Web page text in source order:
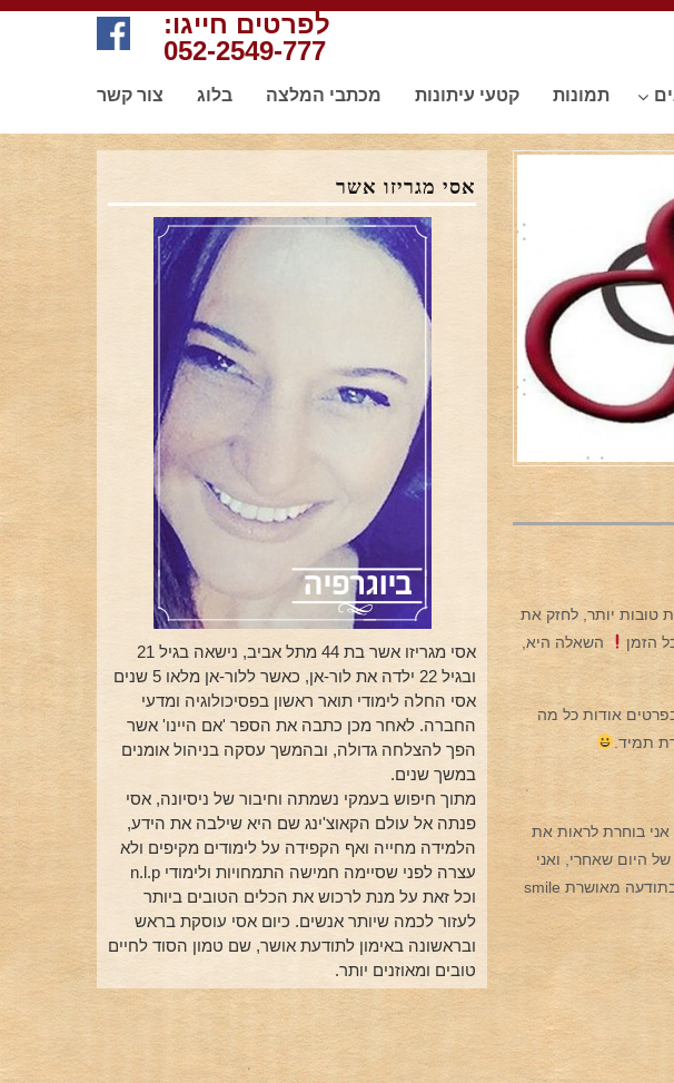
לפרטים חייגו:
052-2549-777
תמונות קטעי עיתונות מכתבי המלצה בלוג צור קשר
טובות יותר, לחזק את
הזמן
השאלה היא,
אודות כל מה
תמיד.
בוחרת לראות את
היום שאחרי, ואני
בטח ובטח יודעת כי בכל יום יש המון מה להעריך, על מה לשמוח, על מה להודות ולכן חברים, אני מצליחה לחיות בתודעה מאושרת smile
אסי מגריזו אשר
אסי מגריזו אשר בת 44 מתל אביב, נישאה בגיל 21
ובגיל 22 ילדה את לור-אן, כאשר ללור-אן מלאו 5 שנים
אסי החלה לימודי תואר ראשון בפסיכולוגיה ומדעי
החברה. לאחר מכן כתבה את הספר 'אם היינו' אשר
הפך להצלחה גדולה, ובהמשך עסקה בניהול אומנים
במשך שנים.
מתוך חיפוש בעמקי נשמתה וחיבור של ניסיונה, אסי
פנתה אל עולם הקאוצ'ינג שם היא שילבה את הידע,
הלמידה מחייה ואף הקפידה על לימודים מקיפים ולא
עצרה לפני שסיימה חמישה התמחויות ולימודי n.l.p
וכל זאת על מנת לרכוש את הכלים הטובים ביותר
לעזור לכמה שיותר אנשים. כיום אסי עוסקת בראש
ובראשונה באימון לתודעת אושר, שם טמון הסוד לחיים
טובים ומאוזנים יותר.